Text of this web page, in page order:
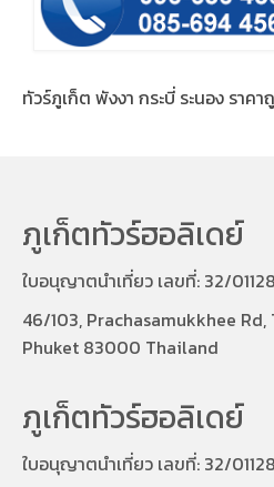
ทัวร์ภูเก็ต พังงา กระบี่ ระนอง ราคา
ภูเก็ตทัวร์ฮอลิเดย์
ใบอนุญาตนำเที่ยว เลขที่: 32/01128
46/103, Prachasamukkhee Rd,
Phuket 83000 Thailand
ภูเก็ตทัวร์ฮอลิเดย์
ใบอนุญาตนำเที่ยว เลขที่: 32/01128